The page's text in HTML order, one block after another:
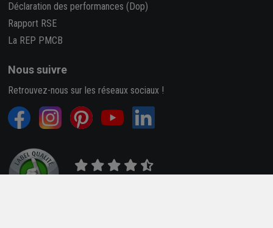
Déclaration des performances (Dop)
Rapport RSE
La REP PMCB
Nous suivre
Retrouvez-nous sur les réseaux sociaux !